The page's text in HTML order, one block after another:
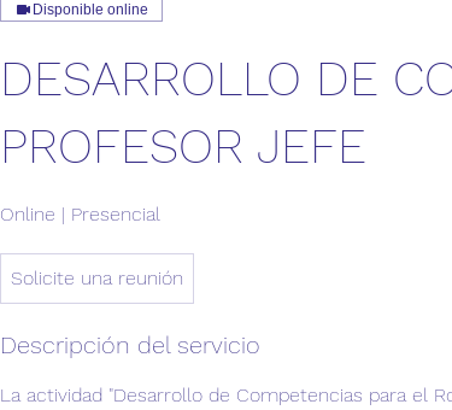
Disponible online
DESARROLLO DE
PROFESOR JEFE
Online | Presencial
una
reunión
Solicite una reunión
Descripción del servicio
La actividad "Desarrollo de Competencias para el